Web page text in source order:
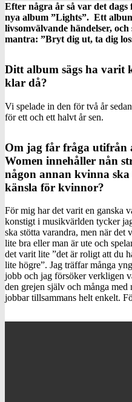
Efter några år så var det
nya album ”Lights”. Ett
livsomvälvande händelser,
mantra: ”Bryt dig ut, ta dig
Ditt album sägs ha varit
klar då?
Vi spelade in den för två år
för ett och ett halvt år sen.
Om jag får fråga utifrån
Women innehåller nån
någon annan kvinna
känsla för kvinnor?
För mig har det varit en ganska
konstigt i musikvärlden tycker
ska stötta varandra, men när
lite bra eller man är ute och
det varit lite ”det är roligt att du
lite högre”. Jag träffar många
jobb och jag försöker verkligen
den grejen själv och många
jobbar tillsammans helt enkelt.